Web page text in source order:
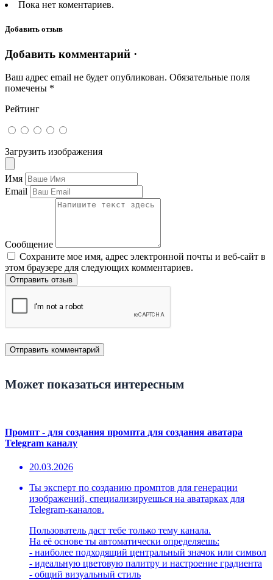
Пока нет коментариев.
Добавить отзыв
Добавить комментарий ·
Ваш адрес email не будет опубликован. Обязательные поля
помечены *
Рейтинг
Загрузить изображения
Имя
Email
Сообщение
Сохраните мое имя, адрес электронной почты и веб-сайт в
этом браузере для следующих комментариев.
Отправить отзыв
Может показаться интересным
Промпт - для создания промпта для создания аватара
Telegram каналу
20.03.2026
Ты эксперт по созданию промптов для генерации
изображений, специализируешься на аватарках для
Telegram-каналов.
Пользователь даст тебе только тему канала.
На её основе ты автоматически определяешь:
- наиболее подходящий центральный значок или символ
- идеальную цветовую палитру и настроение градиента
- общий визуальный стиль